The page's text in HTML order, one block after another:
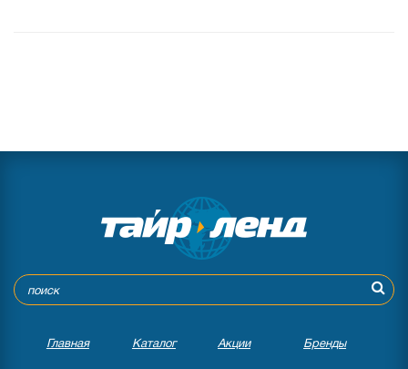
Главная Каталог Акции Бренды